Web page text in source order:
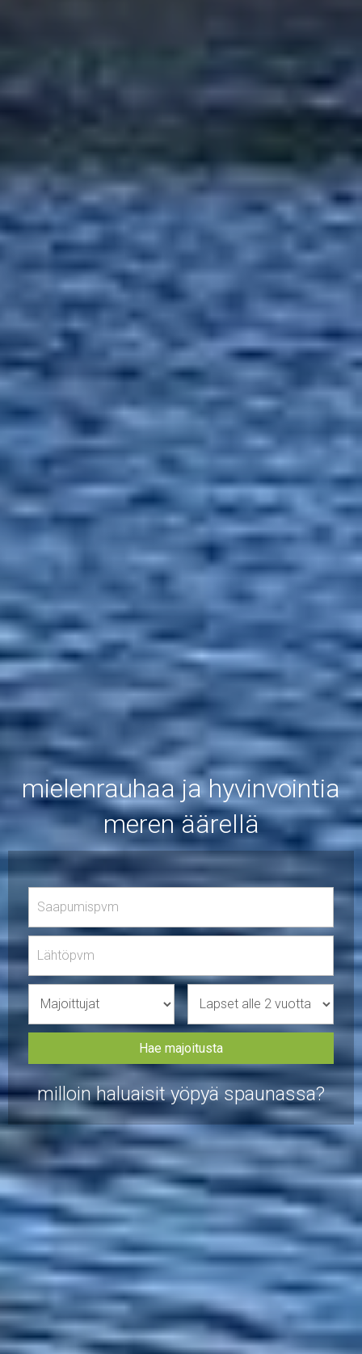
mielenrauhaa ja hyvinvointia
meren äärellä
milloin haluaisit yöpyä spaunassa?